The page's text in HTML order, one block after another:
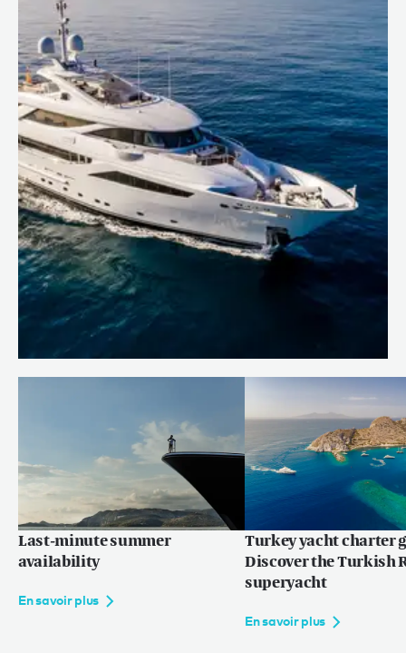
On board AZIZA with Captain
En savoir plus
Last-minute summer
availability
En savoir plus
Turkey yacht charter
Discover the Turkish
superyacht
En savoir plus
Destinations prisées
Caraïbes & Amériques
Caraïbes
Bahamas
Reste du monde
Maldives
Europe
Méditerrannée
Conditions d’utilisation
Politique de confidentialité
Plan du site
© 2026